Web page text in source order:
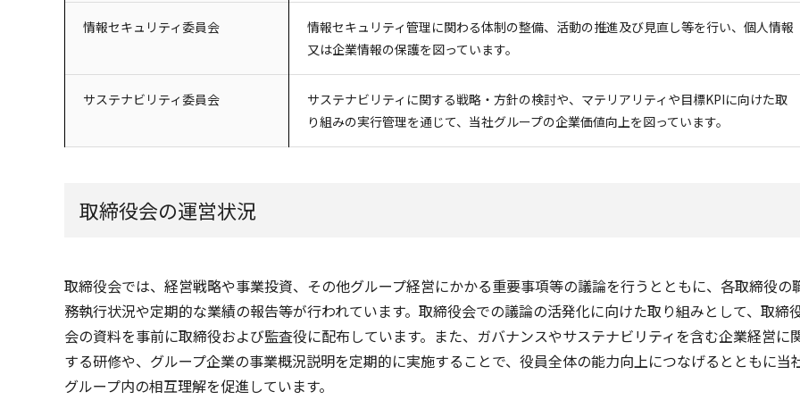
情報セキュリティ委員会
情報セキュリティ管理に関わる体制の整備、活動の推進及び見直し等を行い、個人情報
又は企業情報の保護を図っています。
サステナビリティ委員会
サステナビリティに関する戦略・方針の検討や、マテリアリティや目標KPIに向けた取
り組みの実行管理を通じて、当社グループの企業価値向上を図っています。
取締役会の運営状況
取締役会では、経営戦略や事業投資、その他グループ経営にかかる重要事項等の議論を行うとともに、各取締役の
務執行状況や定期的な業績の報告等が行われています。取締役会での議論の活発化に向けた取り組みとして、取締
会の資料を事前に取締役および監査役に配布しています。また、ガバナンスやサステナビリティを含む企業経営に
する研修や、グループ企業の事業概況説明を定期的に実施することで、役員全体の能力向上につなげるとともに当
グループ内の相互理解を促進しています。